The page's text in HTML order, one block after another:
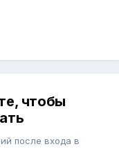
чтобы
после входа в